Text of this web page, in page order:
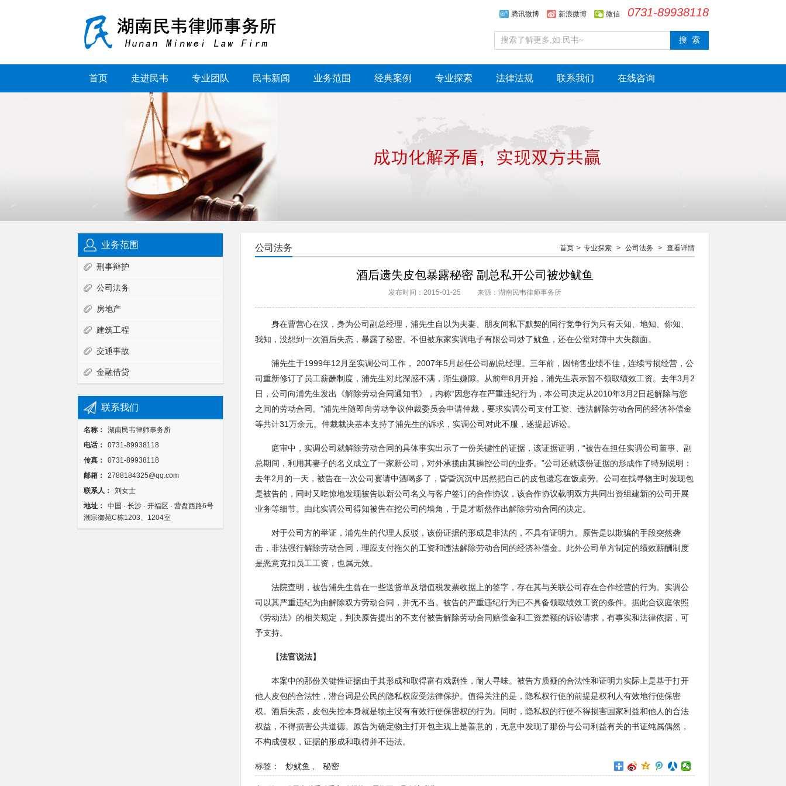
腾讯微博 新浪微博 微信 0731-89938118
首页 走进民韦 专业团队 民韦新闻 业务范围 经典案例 专业探索 法律法规 联系我们 在线咨询
业务范围
刑事辩护
公司法务
房地产
建筑工程
交通事故
金融借贷
联系我们
名称：
湖南民韦律师事务所
电话：
0731-89938118
传真：
0731-89938118
邮箱：
2788184325@qq.com
联系人：
刘女士
地址：
中国 · 长沙 · 开福区 · 营盘西路6号
潮宗御苑C栋1203、1204室
首页 > 专业探索 > 公司法务 > 查看详情
公司法务
酒后遗失皮包暴露秘密 副总私开公司被炒鱿鱼
发布时间：2015-01-25 来源：湖南民韦律师事务所
身在曹营心在汉，身为公司副总经理，浦先生自以为夫妻、朋友间私下默契的同行竞争行为只有天知、地知、你知、
我知，没想到一次酒后失态，暴露了秘密。不但被东家实调电子有限公司炒了鱿鱼，还在公堂对簿中大失颜面。
浦先生于1999年12月至实调公司工作， 2007年5月起任公司副总经理。三年前，因销售业绩不佳，连续亏损经营，公
司重新修订了员工薪酬制度，浦先生对此深感不满，渐生嫌隙。从前年8月开始，浦先生表示暂不领取绩效工资。去年3月2
日，公司向浦先生发出《解除劳动合同通知书》，内称“因您存在严重违纪行为，本公司决定从2010年3月2日起解除与您
之间的劳动合同。”浦先生随即向劳动争议仲裁委员会申请仲裁，要求实调公司支付工资、违法解除劳动合同的经济补偿金
等共计31万余元。仲裁裁决基本支持了浦先生的诉求，实调公司对此不服，遂提起诉讼。
庭审中，实调公司就解除劳动合同的具体事实出示了一份关键性的证据，该证据证明，“被告在担任实调公司董事、副
总期间，利用其妻子的名义成立了一家新公司，对外承揽由其操控公司的业务。”公司还就该份证据的形成作了特别说明：
去年2月的一天，被告在一次公司宴请中酒喝多了，昏昏沉沉中居然把自己的皮包遗忘在饭桌旁。公司在找寻物主时发现包
是被告的，同时又吃惊地发现被告以新公司名义与客户签订的合作协议，该合作协议载明双方共同出资组建新的公司开展
业务等细节。由此实调公司得知被告在挖公司的墙角，于是才断然作出解除劳动合同的决定。
对于公司方的举证，浦先生的代理人反驳，该份证据的形成是非法的，不具有证明力。原告是以欺骗的手段突然袭
击，非法强行解除劳动合同，理应支付拖欠的工资和违法解除劳动合同的经济补偿金。此外公司单方制定的绩效薪酬制度
是恶意克扣员工工资，也属无效。
法院查明，被告浦先生曾在一些送货单及增值税发票收据上的签字，存在其与关联公司存在合作经营的行为。实调公
司以其严重违纪为由解除双方劳动合同，并无不当。被告的严重违纪行为已不具备领取绩效工资的条件。据此合议庭依照
《劳动法》的相关规定，判决原告提出的不支付被告解除劳动合同赔偿金和工资差额的诉讼请求，有事实和法律依据，可
予支持。
【法官说法】
本案中的那份关键性证据由于其形成和取得富有戏剧性，耐人寻味。被告方质疑的合法性和证明力实际上是基于打开
他人皮包的合法性，潜台词是公民的隐私权应受法律保护。值得关注的是，隐私权行使的前提是权利人有效地行使保密
权。酒后失态，皮包失控本身就是物主没有有效行使保密权的行为。同时，隐私权的行使不得损害国家利益和他人的合法
权益，不得损害公共道德。原告为确定物主打开包主观上是善意的，无意中发现了那份与公司利益有关的书证纯属偶然，
不构成侵权，证据的形成和取得并不违法。
标签： 炒鱿鱼 秘密